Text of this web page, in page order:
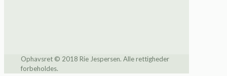
Ophavsret © 2018 Rie Jespersen. Alle rettigheder
forbeholdes.